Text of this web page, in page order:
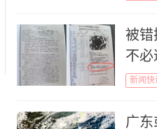
被错
不必
新闻快
广